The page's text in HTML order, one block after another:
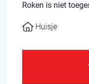
Roken is niet
Huisje